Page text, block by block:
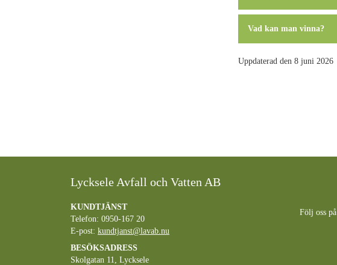
Vad kan man vinna?
Uppdaterad den 8 juni 2026
Lycksele Avfall och Vatten AB
KUNDTJÄNST
Telefon: 0950-167 20
E-post: kundtjanst@lavab.nu
BESÖKSADRESS
Skolgatan 11, Lycksele
Följ oss på